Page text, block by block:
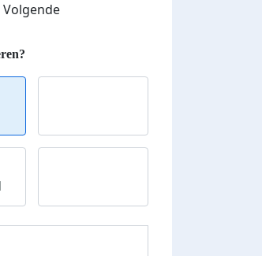
Volgende